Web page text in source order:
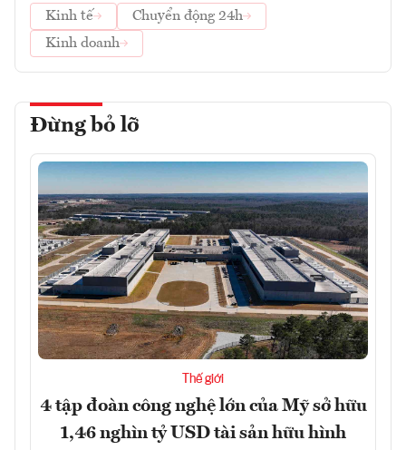
Kinh tế
Chuyển động 24h
Kinh doanh
Đừng bỏ lỡ
Thế giới
4 tập đoàn công nghệ lớn của Mỹ sở hữu
1,46 nghìn tỷ USD tài sản hữu hình